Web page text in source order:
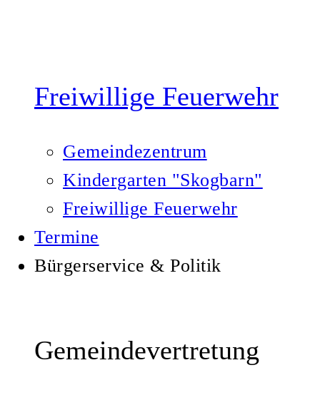
Freiwillige Feuerwehr
Gemeindezentrum
Kindergarten "Skogbarn"
Freiwillige Feuerwehr
Termine
Bürgerservice & Politik
Gemeindevertretung